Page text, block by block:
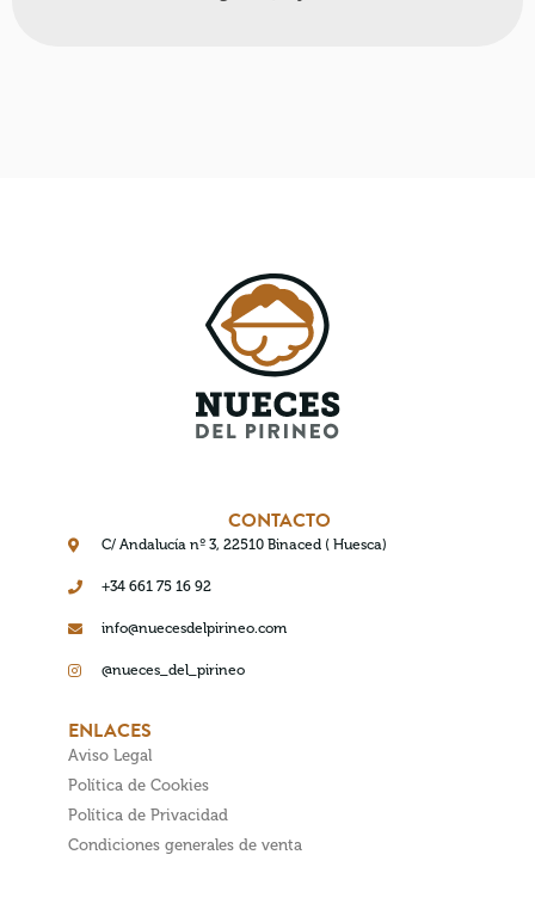
CONTACTO
C/ Andalucía nº 3, 22510 Binaced ( Huesca)
+34 661 75 16 92
info@nuecesdelpirineo.com
@nueces_del_pirineo
ENLACES
Aviso Legal
Política de Cookies
Política de Privacidad
Condiciones generales de venta